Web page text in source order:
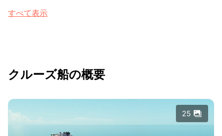
すべて表示
クルーズ船の概要
25